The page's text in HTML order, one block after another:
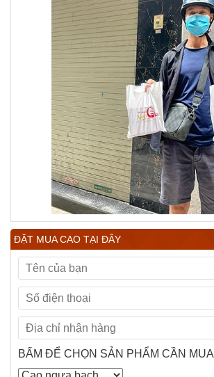
ĐẶT MUA CAO TẠI ĐÂY
BẤM ĐỂ CHỌN SẢN PHẨM CẦN MUA